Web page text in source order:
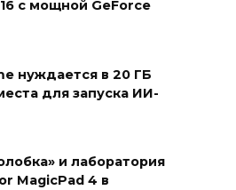
с мощной GeForce
нуждается в 20 ГБ
для запуска ИИ-
и лаборатория
MagicPad 4 в